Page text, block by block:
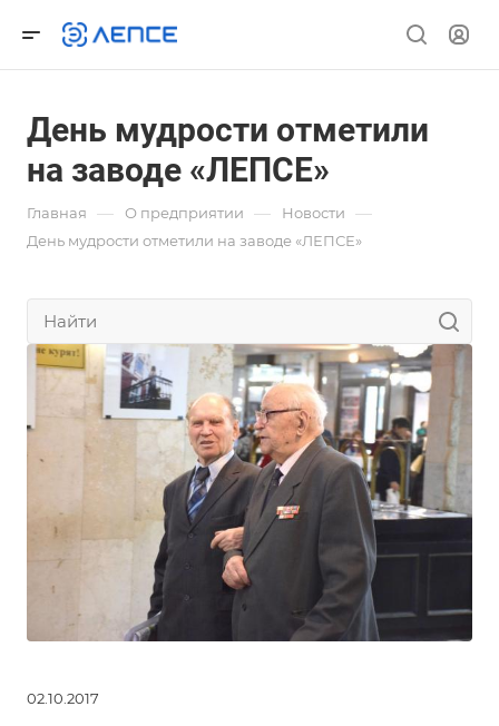
День мудрости отметили
на заводе «ЛЕПСЕ»
Главная — О предприятии — Новости —
День мудрости отметили на заводе «ЛЕПСЕ»
02.10.2017